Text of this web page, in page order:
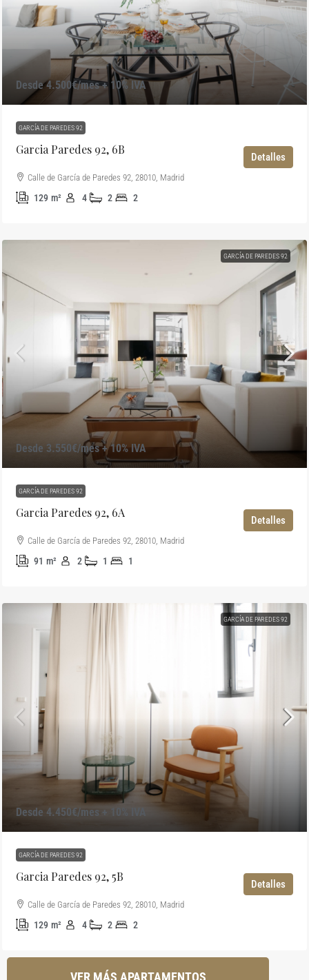
Desde 4.500€/mes + 10% IVA
GARCÍA DE PAREDES 92
Garcia Paredes 92, 6B
Calle de García de Paredes 92, 28010, Madrid
2
2
4
129 m²
Detalles
GARCÍA DE PAREDES 92
Desde 3.550€/mes + 10% IVA
GARCÍA DE PAREDES 92
Garcia Paredes 92, 6A
Calle de García de Paredes 92, 28010, Madrid
1
1
2
91 m²
Detalles
GARCÍA DE PAREDES 92
Desde 4.450€/mes + 10% IVA
GARCÍA DE PAREDES 92
Garcia Paredes 92, 5B
Calle de García de Paredes 92, 28010, Madrid
2
2
4
129 m²
Detalles
VER MÁS APARTAMENTOS